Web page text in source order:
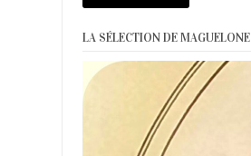
LA SÉLECTION DE MAGUELONE